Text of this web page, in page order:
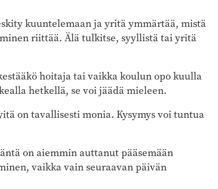
kuuntelemaan ja yritä ymmärtää, mistä
riittää. Älä tulkitse, syyllistä tai yritä
hoitaja tai vaikka koulun opo kuulla
hetkellä, se voi jäädä mieleen.
on tavallisesti monia. Kysymys voi tuntua
on aiemmin auttanut pääsemään
vaikka vain seuraavan päivän